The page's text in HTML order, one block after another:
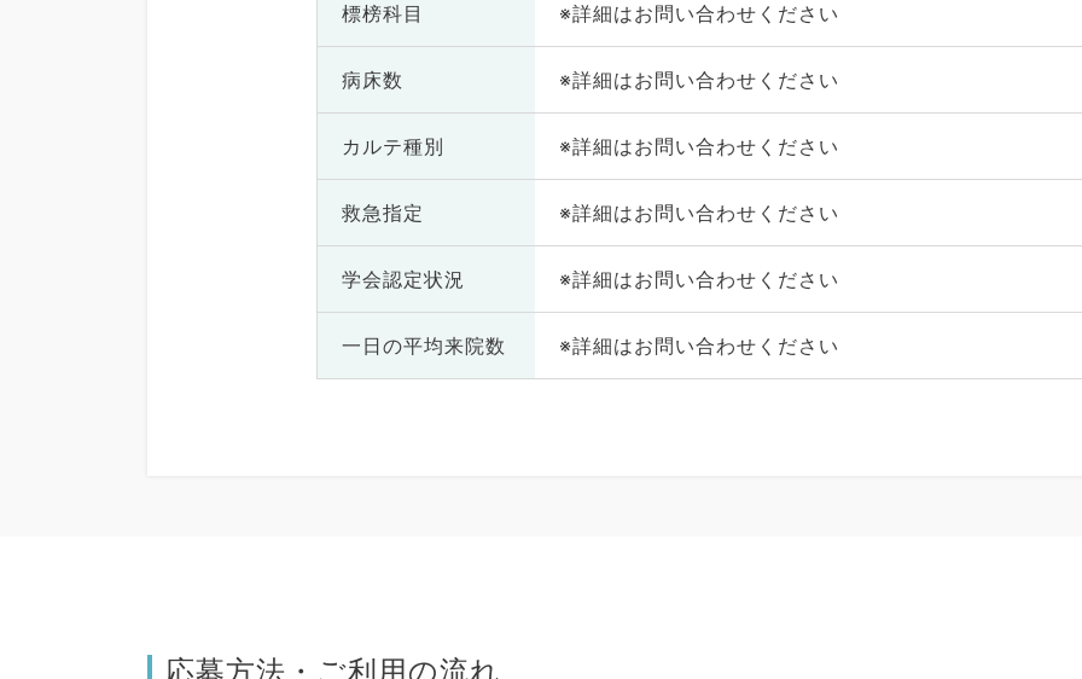
標榜科目 ※詳細はお問い合わせください
病床数 ※詳細はお問い合わせください
カルテ種別 ※詳細はお問い合わせください
救急指定 ※詳細はお問い合わせください
学会認定状況 ※詳細はお問い合わせください
一日の平均来院数 ※詳細はお問い合わせください
応募方法・ご利用の流れ